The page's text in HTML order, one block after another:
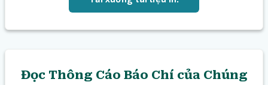
Đọc Thông Cáo Báo Chí của Chúng